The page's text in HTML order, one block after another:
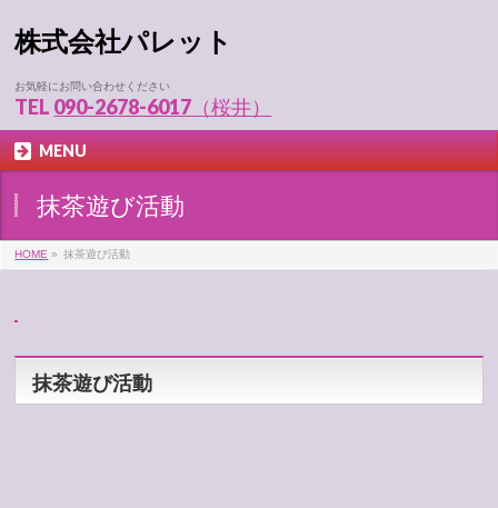
株式会社パレット
お気軽にお問い合わせください
TEL 090-2678-6017（桜井）
MENU
抹茶遊び活動
HOME » 抹茶遊び活動
抹茶遊び活動